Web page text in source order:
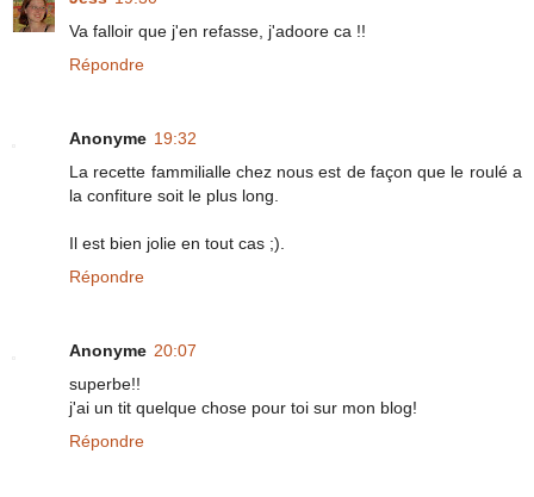
Va falloir que j'en refasse, j'adoore ca !!
Répondre
Anonyme 19:32
La recette fammilialle chez nous est de façon que le roulé a
la confiture soit le plus long.
Il est bien jolie en tout cas ;).
Répondre
Anonyme 20:07
superbe!!
j'ai un tit quelque chose pour toi sur mon blog!
Répondre